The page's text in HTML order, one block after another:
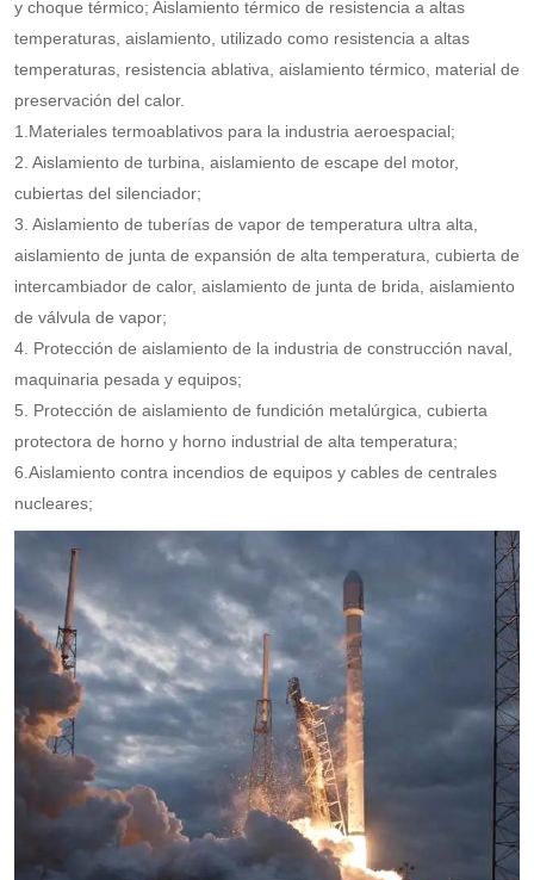
y choque térmico; Aislamiento térmico de resistencia a altas
temperaturas, aislamiento, utilizado como resistencia a altas
temperaturas, resistencia ablativa, aislamiento térmico, material de
preservación del calor.
1.Materiales termoablativos para la industria aeroespacial;
2. Aislamiento de turbina, aislamiento de escape del motor,
cubiertas del silenciador;
3. Aislamiento de tuberías de vapor de temperatura ultra alta,
aislamiento de junta de expansión de alta temperatura, cubierta de
intercambiador de calor, aislamiento de junta de brida, aislamiento
de válvula de vapor;
4. Protección de aislamiento de la industria de construcción naval,
maquinaria pesada y equipos;
5. Protección de aislamiento de fundición metalúrgica, cubierta
protectora de horno y horno industrial de alta temperatura;
6.Aislamiento contra incendios de equipos y cables de centrales
nucleares;